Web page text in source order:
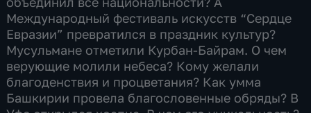
Международный фестиваль искусств “Сердце
Евразии” превратился в праздник культур?
Мусульмане отметили Курбан-Байрам. О чем
верующие молили небеса? Кому желали
благоденствия и процветания? Как умма
Башкирии провела благословенные обряды? В